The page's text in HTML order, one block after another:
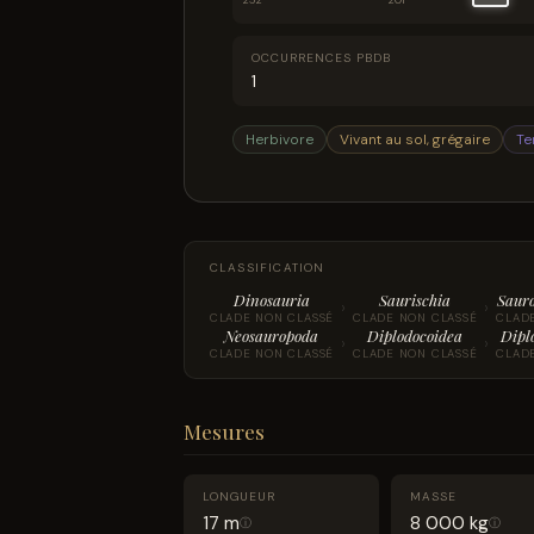
OCCURRENCES PBDB
1
Herbivore Vivant au sol, grégaire
CLASSIFICATION
Dinosauria
CLADE NON CLASSÉ › Saurischia
CLADE NON CLASSÉ ›
Neosauropoda
CLADE NON CLASSÉ › Diplodocoidea
CLADE NON CLASSÉ ›
Mesures
LONGUEUR
17 mⓘ
MASSE
8 000 kgⓘ